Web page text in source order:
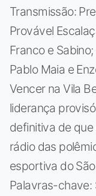
Transmissão:
Provável
Franco e
Pablo Maia e
Vencer na Vila
liderança
definitiva de
rádio das
esportiva do
Palavras-chave: